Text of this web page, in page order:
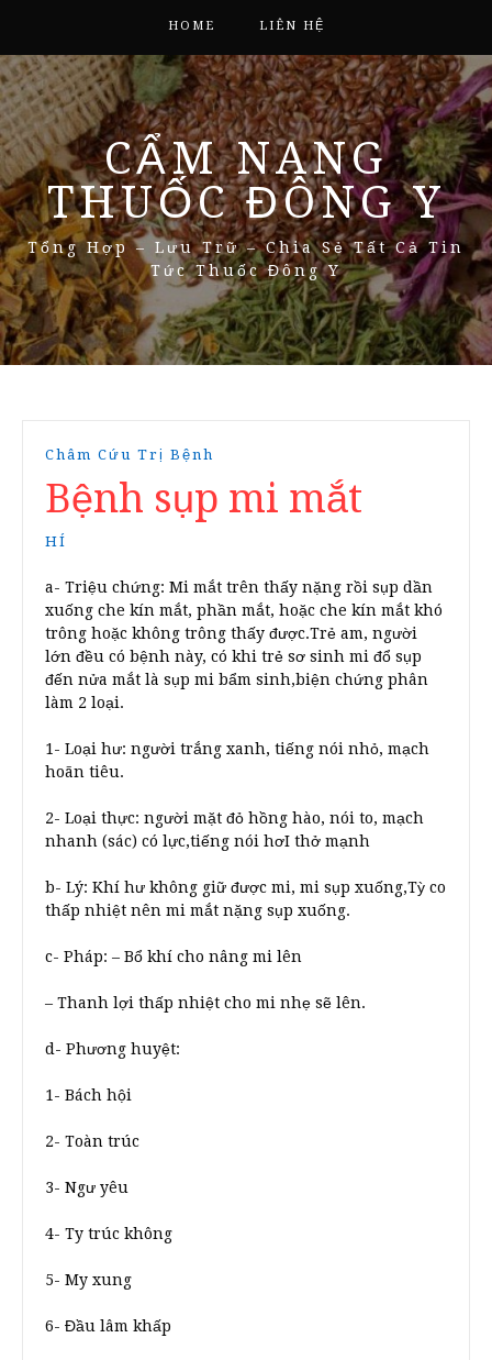
HOME LIÊN HỆ
CẨM NANG
THUỐC ĐÔNG Y
Tổng Hợp – Lưu Trữ – Chia Sẻ Tất Cả Tin
Tức Thuốc Đông Y
Châm Cứu Trị Bệnh
Bệnh sụp mi mắt
HÍ
a- Triệu chứng: Mi mắt trên thấy nặng rồi sụp dần
xuống che kín mắt, phần mắt, hoặc che kín mắt khó
trông hoặc không trông thấy được.Trẻ am, người
lớn đều có bệnh này, có khi trẻ sơ sinh mi đổ sụp
đến nửa mắt là sụp mi bẩm sinh,biện chứng phân
làm 2 loại.
1- Loại hư: người trắng xanh, tiếng nói nhỏ, mạch
hoãn tiêu.
2- Loại thực: người mặt đỏ hồng hào, nói to, mạch
nhanh (sác) có lực,tiếng nói hơI thở mạnh
b- Lý: Khí hư không giữ được mi, mi sụp xuống,Tỳ co
thấp nhiệt nên mi mắt nặng sụp xuống.
c- Pháp: – Bổ khí cho nâng mi lên
– Thanh lợi thấp nhiệt cho mi nhẹ sẽ lên.
d- Phương huyệt:
1- Bách hội
2- Toàn trúc
3- Ngư yêu
4- Ty trúc không
5- My xung
6- Đầu lâm khấp